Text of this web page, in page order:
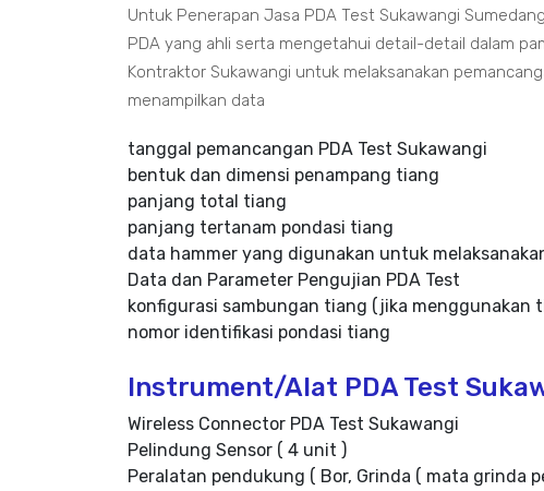
Untuk Penerapan Jasa PDA Test Sukawangi
PDA yang ahli serta mengetahui detail-detail dalam
Kontraktor Sukawangi untuk melaksanakan
menampilkan data
tanggal pemancangan PDA Test Sukawangi
bentuk dan dimensi penampang tiang
panjang total tiang
panjang tertanam pondasi tiang
data hammer yang digunakan untuk
Data dan Parameter Pengujian PDA Test
konfigurasi sambungan tiang (jika menggunakan
nomor identifikasi pondasi tiang
Instrument/Alat PDA Test
Wireless Connector PDA Test Sukawangi
Pelindung Sensor ( 4 unit )
Peralatan pendukung ( Bor, Grinda ( mata grinda